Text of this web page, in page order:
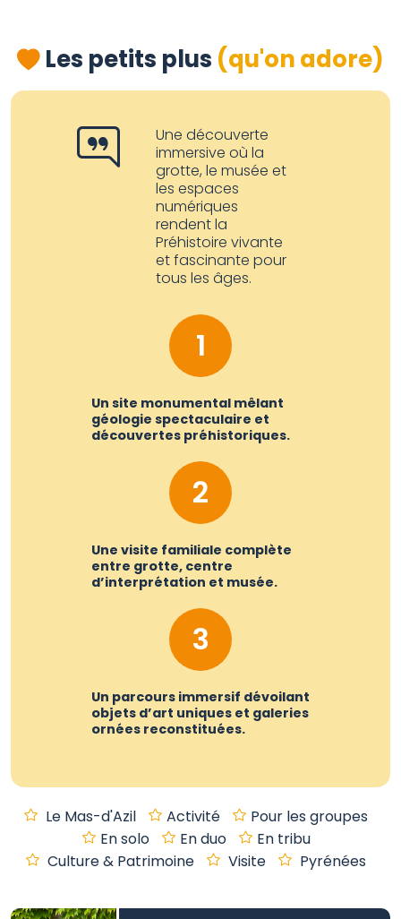
Les petits plus (qu'on adore)
Une découverte
immersive où la
grotte, le musée et
les espaces
numériques
rendent la
Préhistoire vivante
et fascinante pour
tous les âges.
1
Un site monumental mêlant
géologie spectaculaire et
découvertes préhistoriques.
2
Une visite familiale complète
entre grotte, centre
d’interprétation et musée.
3
Un parcours immersif dévoilant
objets d’art uniques et galeries
ornées reconstituées.
Le Mas-d'Azil Activité
Pour les groupes
En solo
En duo
En tribu
Culture & Patrimoine
Visite Pyrénées